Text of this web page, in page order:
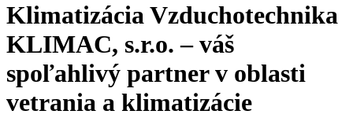
Klimatizácia Vzduchotechnika
KLIMAC, s.r.o. – váš
spoľahlivý partner v oblasti
vetrania a klimatizácie